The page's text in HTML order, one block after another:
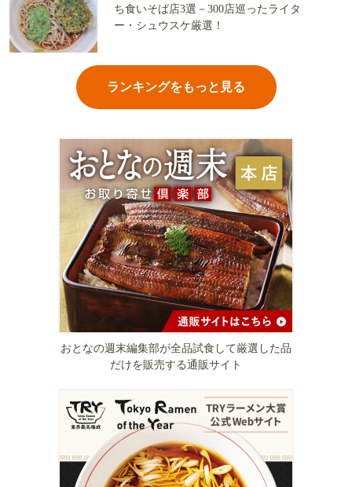
ち食いそば店3選－300店巡ったライタ
ー・シュウスケ厳選！
ランキングをもっと見る
おとなの週末編集部が全品試食して厳選した品
だけを販売する通販サイト